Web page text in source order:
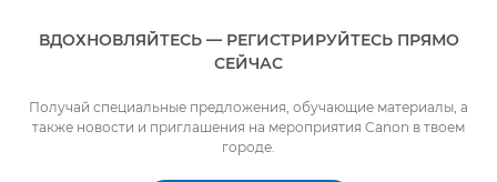
ВДОХНОВЛЯЙТЕСЬ — РЕГИСТРИРУЙТЕСЬ ПРЯМО
СЕЙЧАС
Получай специальные предложения, обучающие материалы, а
также новости и приглашения на мероприятия Canon в твоем
городе.